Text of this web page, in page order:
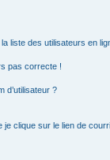
liste des utilisateurs en
pas correcte !
d’utilisateur ?
clique sur le lien de